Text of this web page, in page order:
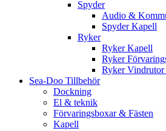
Spyder
Audio &
Spyder Kapell
Ryker
Ryker Kapell
Ryker
Ryker
Sea-Doo Tillbehör
Dockning
El & teknik
Förvaringsboxar & Fästen
Kapell